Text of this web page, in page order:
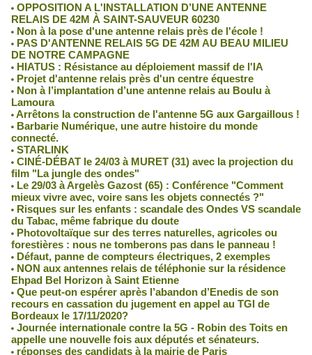
OPPOSITION A L'INSTALLATION D’UNE ANTENNE
RELAIS DE 42M À SAINT-SAUVEUR 60230
Non à la pose d'une antenne relais près de l'école !
PAS D'ANTENNE RELAIS 5G DE 42M AU BEAU MILIEU
DE NOTRE CAMPAGNE
HIATUS : Résistance au déploiement massif de l'IA
Projet d'antenne relais près d'un centre équestre
Non à l’implantation d’une antenne relais au Boulu à
Lamoura
Arrêtons la construction de l'antenne 5G aux Gargaillous !
Barbarie Numérique, une autre histoire du monde
connecté.
STARLINK
CINÉ-DÉBAT le 24/03 à MURET (31) avec la projection du
film "La jungle des ondes"
Le 29/03 à Argelès Gazost (65) : Conférence "Comment
mieux vivre avec, voire sans les objets connectés ?"
Risques sur les enfants : scandale des Ondes VS scandale
du Tabac, même fabrique du doute
Photovoltaïque sur des terres naturelles, agricoles ou
forestières : nous ne tomberons pas dans le panneau !
Défaut, panne de compteurs électriques, 2 exemples
NON aux antennes relais de téléphonie sur la résidence
Ehpad Bel Horizon à Saint Etienne
Que peut-on espérer après l’abandon d’Enedis de son
recours en cassation du jugement en appel au TGI de
Bordeaux le 17/11/2020?
Journée internationale contre la 5G - Robin des Toits en
appelle une nouvelle fois aux députés et sénateurs.
réponses des candidats à la mairie de Paris